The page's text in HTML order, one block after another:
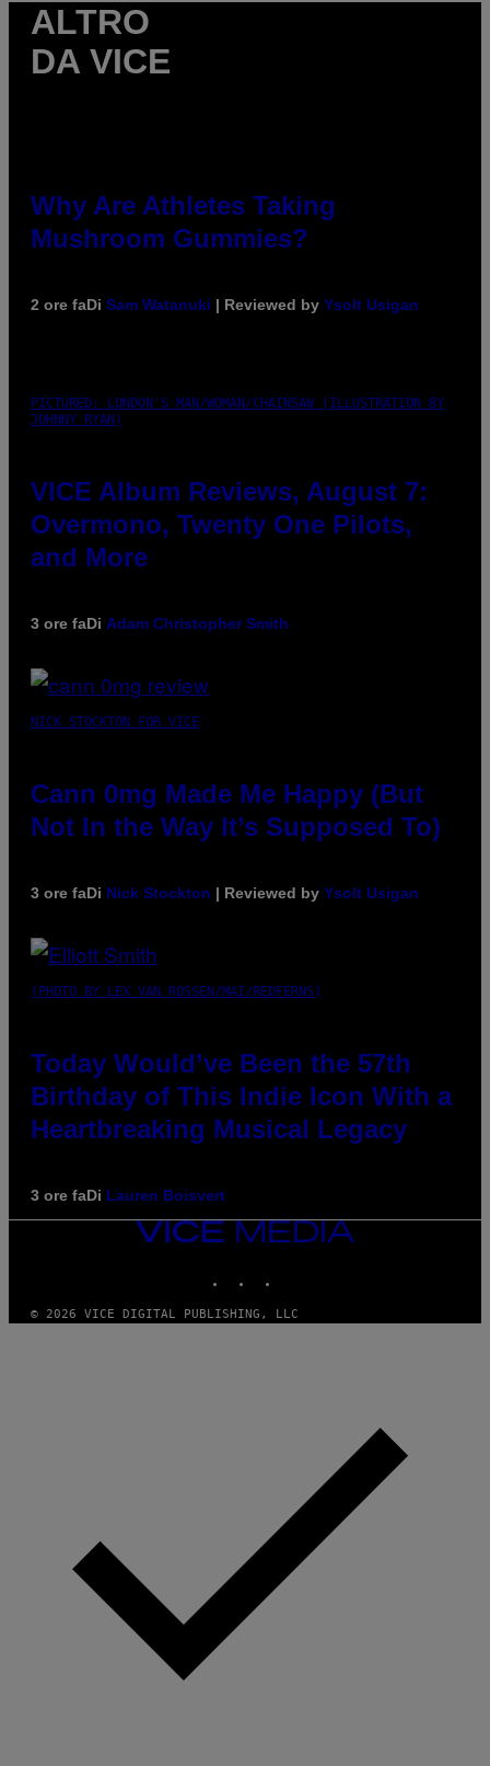
ALTRO
DA VICE
Why Are Athletes Taking
Mushroom Gummies?
2 ore faDi Sam Watanuki | Reviewed by Ysolt Usigan
PICTURED: LONDON'S MAN/WOMAN/CHAINSAW (ILLUSTRATION BY
JOHNNY RYAN)
VICE Album Reviews, August 7:
Overmono, Twenty One Pilots,
and More
3 ore faDi Adam Christopher Smith
NICK STOCKTON FOR VICE
Cann 0mg Made Me Happy (But
Not In the Way It’s Supposed To)
3 ore faDi Nick Stockton | Reviewed by Ysolt Usigan
(PHOTO BY LEX VAN ROSSEN/MAI/REDFERNS)
Today Would’ve Been the 57th
Birthday of This Indie Icon With a
Heartbreaking Musical Legacy
3 ore faDi Lauren Boisvert
VICE
© 2026 VICE DIGITAL PUBLISHING, LLC